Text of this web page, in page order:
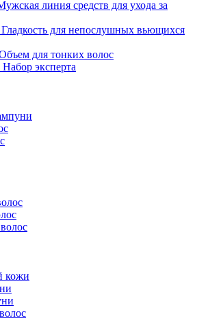
линия средств для ухода за
Гладкость для непослушных вьющихся
для тонких волос
эксперта
кожи